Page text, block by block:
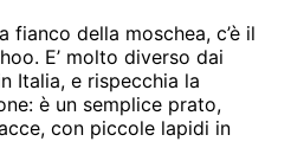
fianco della moschea, c’è il
E’ molto diverso dai
Italia, e rispecchia la
è un semplice prato,
con piccole lapidi in